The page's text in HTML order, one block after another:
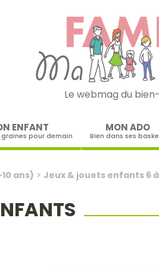
Le webmag du
ENFANT
graines pour demain
MON ADO
Bien dans ses
ans) > Jeux & jouets enfants 6 à